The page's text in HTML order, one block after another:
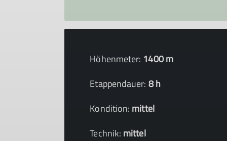
Höhenmeter: 1400 m
Etappendauer: 8 h
Kondition: mittel
Technik: mittel